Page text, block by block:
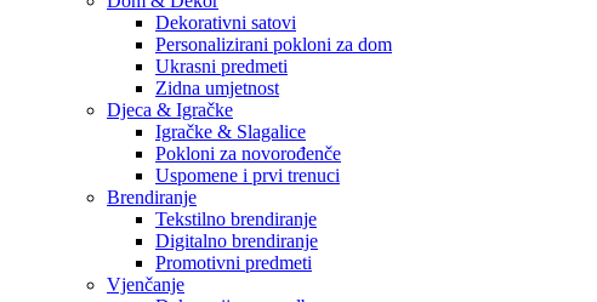
Dekorativni satovi
Personalizirani pokloni za dom
Ukrasni predmeti
Zidna umjetnost
Djeca & Igračke
Igračke & Slagalice
Pokloni za novorođenče
Uspomene i prvi trenuci
Brendiranje
Tekstilno brendiranje
Digitalno brendiranje
Promotivni predmeti
Vjenčanje